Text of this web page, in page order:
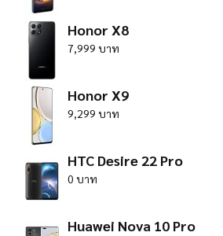
Honor X8
7,999 บาท
Honor X9
9,299 บาท
HTC Desire 22 Pro
0 บาท
Huawei Nova 10 Pro